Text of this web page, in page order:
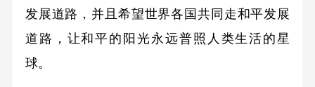
发展道路，并且希望世界各国共同走和平发展
道路，让和平的阳光永远普照人类生活的星
球。